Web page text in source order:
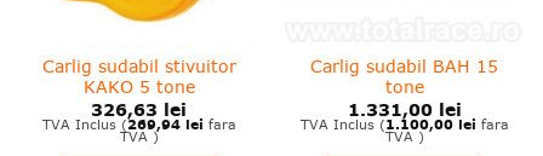
Carlig sudabil stivuitor
KAKO 5 tone
326,63 lei
TVA Inclus (269,94 lei fara
TVA )
Carlig sudabil BAH 15
tone
1.331,00 lei
TVA Inclus (1.100,00 lei fara
TVA )